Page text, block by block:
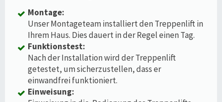
Montage:
Unser Montageteam installiert den Treppenlift in
Ihrem Haus. Dies dauert in der Regel einen Tag.
Funktionstest:
Nach der Installation wird der Treppenlift
getestet, um sicherzustellen, dass er
einwandfrei funktioniert.
Einweisung: